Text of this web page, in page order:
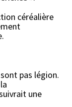
céréalière
pas légion.
une